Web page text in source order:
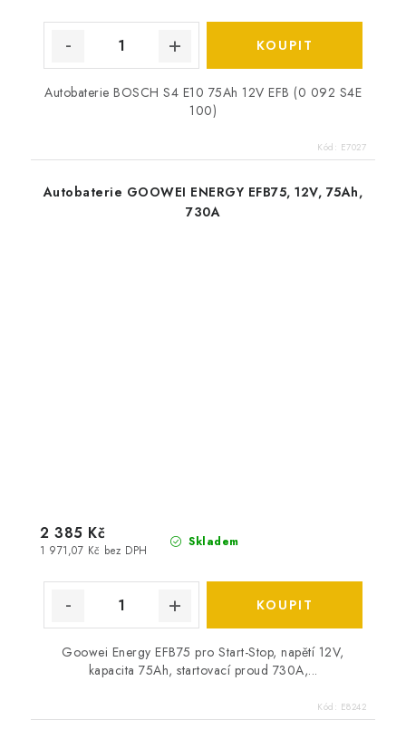
Autobaterie BOSCH S4 E10 75Ah 12V EFB (0 092 S4E
100)
Kód: E7027
Autobaterie GOOWEI ENERGY EFB75, 12V, 75Ah,
730A
Skladem
1 971,07 Kč bez DPH
2 385 Kč
Goowei Energy EFB75 pro Start-Stop, napětí 12V,
kapacita 75Ah, startovací proud 730A,...
Kód: E8242